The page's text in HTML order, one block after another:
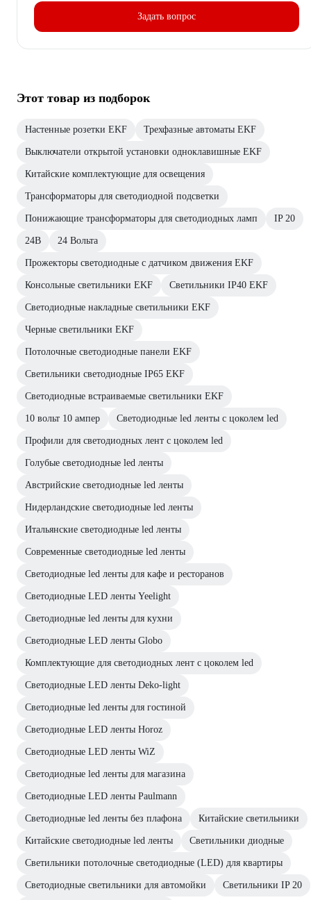
Задать вопрос
Этот товар из подборок
Настенные розетки EKF Трехфазные автоматы EKF
Выключатели открытой установки одноклавишные EKF
Китайские комплектующие для освещения
Трансформаторы для светодиодной подсветки
Понижающие трансформаторы для светодиодных ламп IP 20
24В 24 Вольта
Прожекторы светодиодные с датчиком движения EKF
Консольные светильники EKF Светильники IP40 EKF
Светодиодные накладные светильники EKF
Черные светильники EKF
Потолочные светодиодные панели EKF
Светильники светодиодные IP65 EKF
Светодиодные встраиваемые светильники EKF
10 вольт 10 ампер Светодиодные led ленты с цоколем led
Профили для светодиодных лент с цоколем led
Голубые светодиодные led ленты
Австрийские светодиодные led ленты
Нидерландские светодиодные led ленты
Итальянские светодиодные led ленты
Современные светодиодные led ленты
Светодиодные led ленты для кафе и ресторанов
Светодиодные LED ленты Yeelight
Светодиодные led ленты для кухни
Светодиодные LED ленты Globo
Комплектующие для светодиодных лент с цоколем led
Светодиодные LED ленты Deko-light
Светодиодные led ленты для гостиной
Светодиодные LED ленты Horoz
Светодиодные LED ленты WiZ
Светодиодные led ленты для магазина
Светодиодные LED ленты Paulmann
Светодиодные led ленты без плафона Китайские светильники
Китайские светодиодные led ленты Светильники диодные
Светильники потолочные светодиодные (LED) для квартиры
Светодиодные светильники для автомойки Светильники IP 20